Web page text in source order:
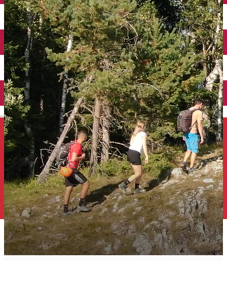
English
Închirieri auto
Închirieri de biciclete